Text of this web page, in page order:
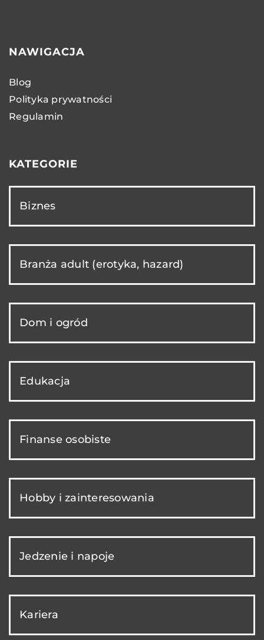
NAWIGACJA
Blog
Polityka prywatności
Regulamin
KATEGORIE
Biznes
Branża adult (erotyka, hazard)
Dom i ogród
Edukacja
Finanse osobiste
Hobby i zainteresowania
Jedzenie i napoje
Kariera